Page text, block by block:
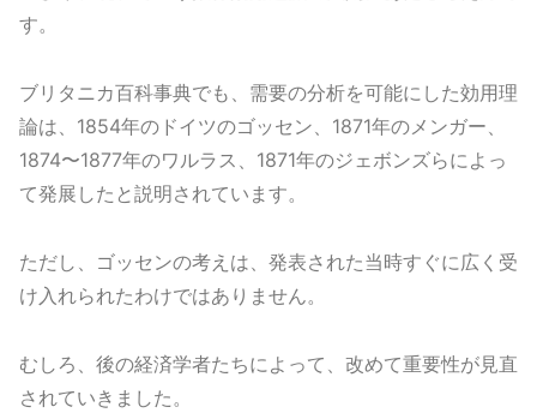
す。
ブリタニカ百科事典でも、需要の分析を可能にした効用理
論は、1854年のドイツのゴッセン、1871年のメンガー、
1874〜1877年のワルラス、1871年のジェボンズらによっ
て発展したと説明されています。
ただし、ゴッセンの考えは、発表された当時すぐに広く受
け入れられたわけではありません。
むしろ、後の経済学者たちによって、改めて重要性が見直
されていきました。